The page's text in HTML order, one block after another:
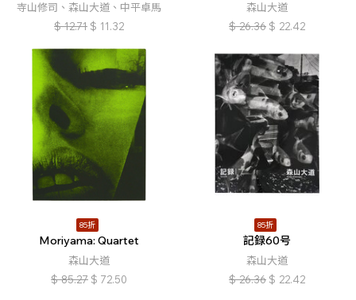
寺山修司、森山大道、中平卓馬
$ 12.71 $ 11.32
森山大道
$ 26.36 $ 22.42
85折
Moriyama: Quartet
森山大道
$ 85.27 $ 72.50
85折
記録60号
森山大道
$ 26.36 $ 22.42